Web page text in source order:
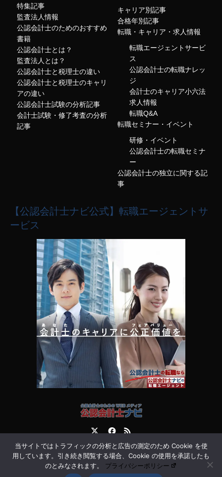
特集記事
監査法人情報
公認会計士のためのおすすめ
書籍
公認会計士とは？
監査法人とは？
公認会計士と税理士の違い
公認会計士と税理士のキャリ
アの違い
公認会計士試験の分析記事
会計士試験・修了考査の分析
記事
キャリア別記事
合格年別記事
転職・キャリア・求人情報
転職エージェントサービ
ス
公認会計士の転職ナレッ
ジ
会計士のキャリア小六法
求人情報
転職Q&A
転職セミナー・イベント
研修・イベント
公認会計士の転職セミナ
ー
公認会計士の独立に関する記
事
【公認会計士ナビ公式】転職エージェントサ
ービス
運営会社 お問合せ
当サイトではトラフィックの分析と広告の測定のため Cookie を使
用しています。引き続き閲覧する場合、Cookie の使用を承諾したも
のとみなされます。 プライバシーポリシー